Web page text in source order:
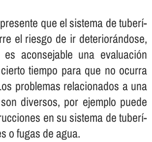
que el sistema de tuberí­
el riesgo de ir deteriorándose,
aconsejable una evaluación
tiempo para que no ocurra
problemas relacionados a una
diversos, por ejemplo puede
en su sistema de tuberí­
o fugas de agua.